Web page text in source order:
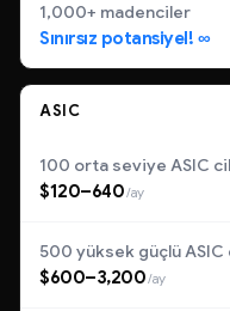
1,000+ madenciler
Sınırsız potansiyel! ∞
ASIC
100 orta seviye ASIC
$120–640/ay
500 yüksek güçlü
$600–3,200/ay